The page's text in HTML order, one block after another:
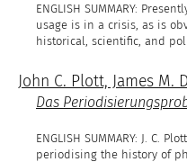
usage is in a crisis, as is
historical, scientific, and
John C. Plott, James M.
Das
J. C.
periodising the history of